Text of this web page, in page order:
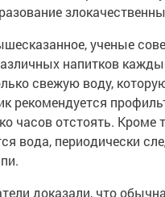
ученые
напитков
свежую воду,
рекомендуется
часов отстоять. Кроме
вода, периодически
доказали, что